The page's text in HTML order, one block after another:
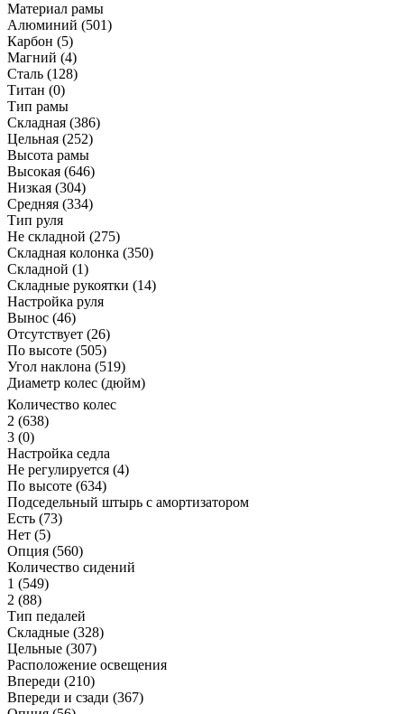
Материал рамы
Алюминий (501)
Карбон (5)
Магний (4)
Сталь (128)
Титан (0)
Тип рамы
Складная (386)
Цельная (252)
Высота рамы
Высокая (646)
Низкая (304)
Средняя (334)
Тип руля
Не складной (275)
Складная колонка (350)
Складной (1)
Складные рукоятки (14)
Настройка руля
Вынос (46)
Отсутствует (26)
По высоте (505)
Угол наклона (519)
Диаметр колес (дюйм)
Количество колес
2 (638)
3 (0)
Настройка седла
Не регулируется (4)
По высоте (634)
Подседельный штырь с амортизатором
Есть (73)
Нет (5)
Опция (560)
Количество сидений
1 (549)
2 (88)
Тип педалей
Складные (328)
Цельные (307)
Расположение освещения
Впереди (210)
Впереди и сзади (367)